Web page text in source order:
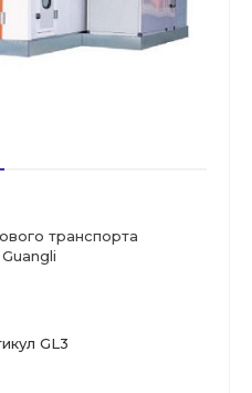
транспорта
GL3